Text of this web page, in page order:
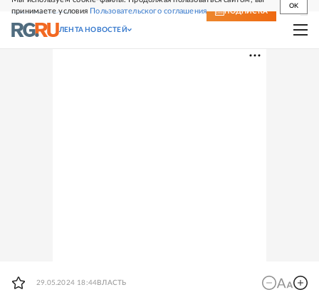
принимаете условия Пользовательского соглашения
OK
СВЕЖИЙ НОМЕР ПОДПИСКА
ЛЕНТА НОВОСТЕЙ
29.05.2024 18:44 ВЛАСТЬ